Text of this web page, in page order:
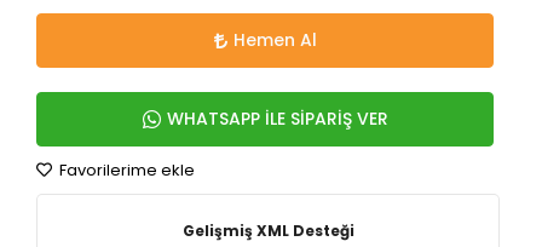
Hemen Al
WHATSAPP İLE SİPARİŞ VER
Favorilerime ekle
Gelişmiş XML Desteği